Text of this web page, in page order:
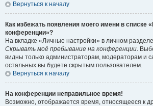
Вернуться к началу
Как избежать появления моего имени в списке
конференции»?
На вкладке «Личные настройки» в личном
Скрывать моё пребывание на конференции.
видны только администраторам, модераторам и
остальных вы будете скрытым пользователем.
Вернуться к началу
На конференции неправильное время!
Возможно, отображается время, относящееся к